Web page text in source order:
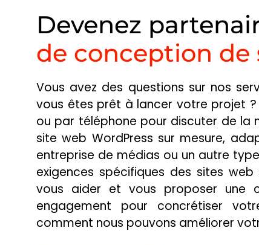
GBGT ASBL
GROUPEMENT
Devenez
de conception de
Vous avez des questions sur nos
vous êtes prêt à lancer votre projet
ou par téléphone pour discuter de la
site web WordPress sur mesure,
entreprise de médias ou un autre
exigences spécifiques des sites
vous aider et vous proposer une
engagement pour concrétiser
comment nous pouvons améliorer